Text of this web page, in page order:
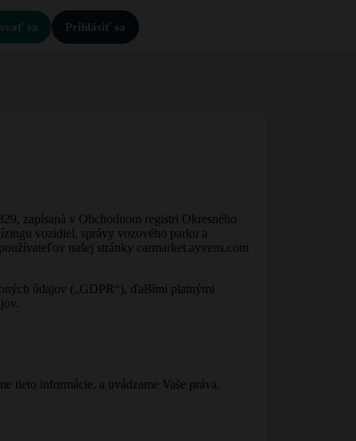
sa Prihlásiť sa